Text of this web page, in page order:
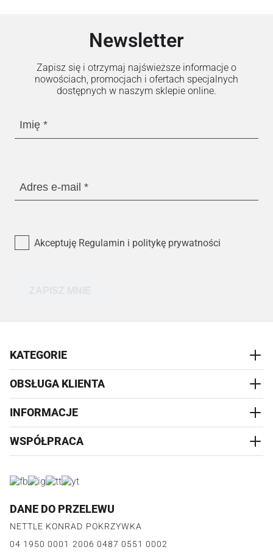
Newsletter
Zapisz się i otrzymaj najświeższe informacje o
nowościach, promocjach i ofertach specjalnych
dostępnych w naszym sklepie online.
Imię
Adres e-mail
Akceptuję Regulamin i politykę prywatności
KATEGORIE
AKCESORIA
WYPRZEDAŻ
OBSŁUGA KLIENTA
REALIZACJA I WYSYŁKA
WYMIANA
PŁATNOŚCI
FAQ
INFORMACJE
KONTAKT
O PRODUKCIE
WSPÓŁPRACA
JAK DZIAŁA PROGRAM
REGULAMIN PROGRAMU
POLITYKA PRYWATNOŚCI PROGRAMU
DANE DO PRZELEWU
NETTLE KONRAD POKRZYWKA
04 1950 0001 2006 0487 0551 0002